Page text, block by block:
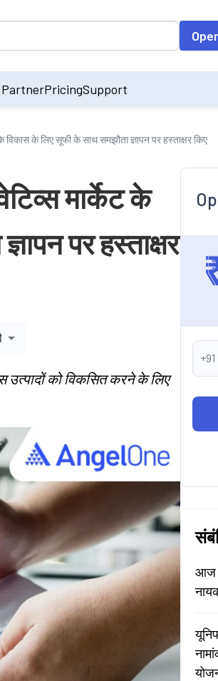
accessing the input field. On entering
PartnerPricingSupport
विकास के लिए सूफी के साथ समझौता ज्ञापन पर हस्ताक्षर किए
मार्केट के
पर हस्ताक्षर
उत्पादों को विकसित करने के लिए
+91
आज